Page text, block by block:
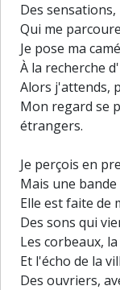
Des sensations,
Qui me
Je pose ma
À la recherche
Alors j'attends,
Mon regard se
étrangers.
Je perçois en
Mais une
Elle est faite de
Des sons qui
Les corbeaux,
Et l'écho de la
Des ouvriers,